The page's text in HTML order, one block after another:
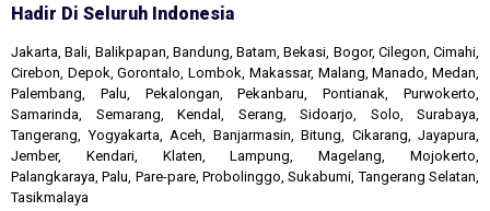
Hadir Di Seluruh Indonesia
Jakarta, Bali, Balikpapan, Bandung, Batam, Bekasi, Bogor, Cilegon, Cimahi,
Cirebon, Depok, Gorontalo, Lombok, Makassar, Malang, Manado, Medan,
Palembang, Palu, Pekalongan, Pekanbaru, Pontianak, Purwokerto,
Samarinda, Semarang, Kendal, Serang, Sidoarjo, Solo, Surabaya,
Tangerang, Yogyakarta, Aceh, Banjarmasin, Bitung, Cikarang, Jayapura,
Jember, Kendari, Klaten, Lampung, Magelang, Mojokerto,
Palangkaraya, Palu, Pare-pare, Probolinggo, Sukabumi, Tangerang Selatan,
Tasikmalaya